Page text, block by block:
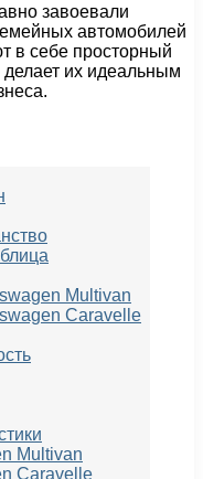
завоевали
автомобилей
в себе просторный
делает их идеальным
Multivan
Caravelle
Multivan
Caravelle